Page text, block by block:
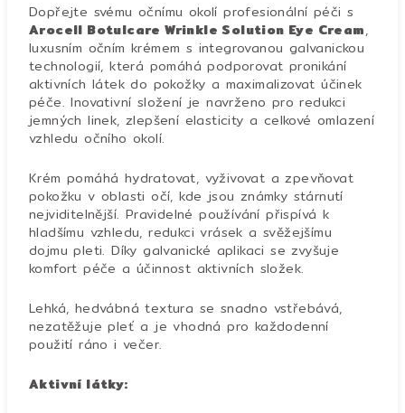
Dopřejte svému očnímu okolí profesionální péči s
Arocell Botulcare Wrinkle Solution Eye Cream,
luxusním očním krémem s integrovanou galvanickou
technologií, která pomáhá podporovat pronikání
aktivních látek do pokožky a maximalizovat účinek
péče. Inovativní složení je navrženo pro redukci
jemných linek, zlepšení elasticity a celkové omlazení
vzhledu očního okolí.
Krém pomáhá hydratovat, vyživovat a zpevňovat
pokožku v oblasti očí, kde jsou známky stárnutí
nejviditelnější. Pravidelné používání přispívá k
hladšímu vzhledu, redukci vrásek a svěžejšímu
dojmu pleti. Díky galvanické aplikaci se zvyšuje
komfort péče a účinnost aktivních složek.
Lehká, hedvábná textura se snadno vstřebává,
nezatěžuje pleť a je vhodná pro každodenní
použití ráno i večer.
Aktivní látky: